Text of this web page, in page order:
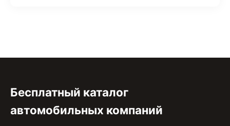
Бесплатный каталог
автомобильных компаний